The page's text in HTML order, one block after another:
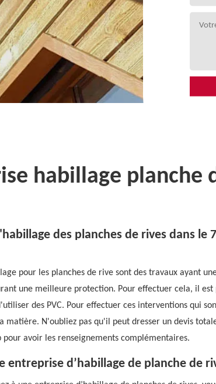
habillage planche
des planches de rives dans le
pour les planches de rive sont des travaux ayant
une meilleure protection. Pour effectuer cela, il est
des PVC. Pour effectuer ces interventions qui
matière. N'oubliez pas qu'il peut dresser un devis
pour avoir les renseignements complémentaires.
entreprise d’habillage de planche de